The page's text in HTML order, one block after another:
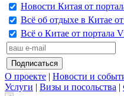
Новости Китая от
Всё об отдыхе в Китае
Всё о Китае от портала
О проекте | Новости и
Услуги | Визы и посольства |